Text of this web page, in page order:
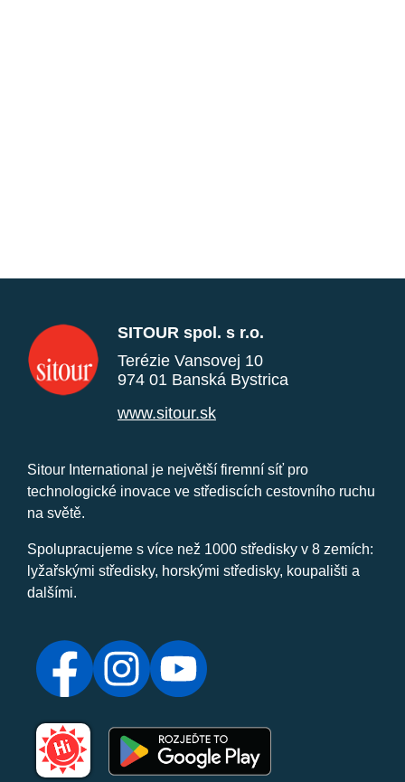
SITOUR spol. s r.o.
Terézie Vansovej 10
974 01 Banská Bystrica
www.sitour.sk
Sitour International je největší firemní síť pro
technologické inovace ve střediscích cestovního ruchu
na světě.
Spolupracujeme s více než 1000 středisky v 8 zemích:
lyžařskými středisky, horskými středisky, koupališti a
dalšími.